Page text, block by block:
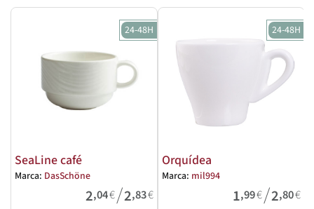
24-48H
SeaLine café
Marca: DasSchöne
2,04€/2,83€
24-48H
Orquídea
Marca: mil994
1,99€/2,80€